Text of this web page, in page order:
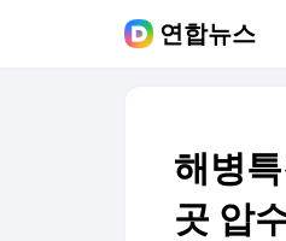
연합뉴스
해병
곳 압